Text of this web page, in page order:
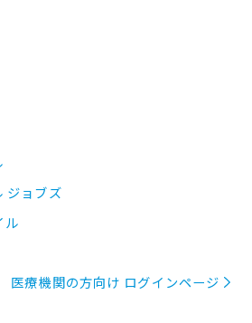
ジョブズ
ル
医療機関の方向け ログインページ